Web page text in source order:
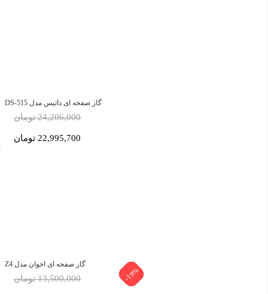
گاز صفحه ای داتیس مدل DS-515
24,206,000 تومان
22,995,700 تومان
گاز صفحه ای اخوان مدل Z4
13,500,000 تومان -19%
-19%
-5%
-19%
-5%
-5%
-19%
-19%
-19%
-5%
-19%
-19%